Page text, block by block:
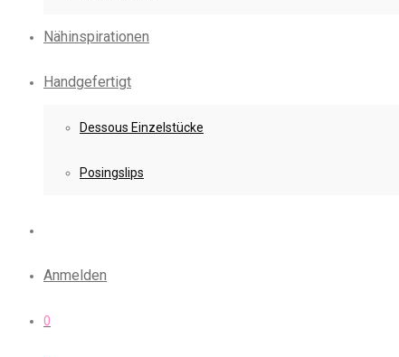
Nähinspirationen
Handgefertigt
Dessous Einzelstücke
Posingslips
Anmelden
0